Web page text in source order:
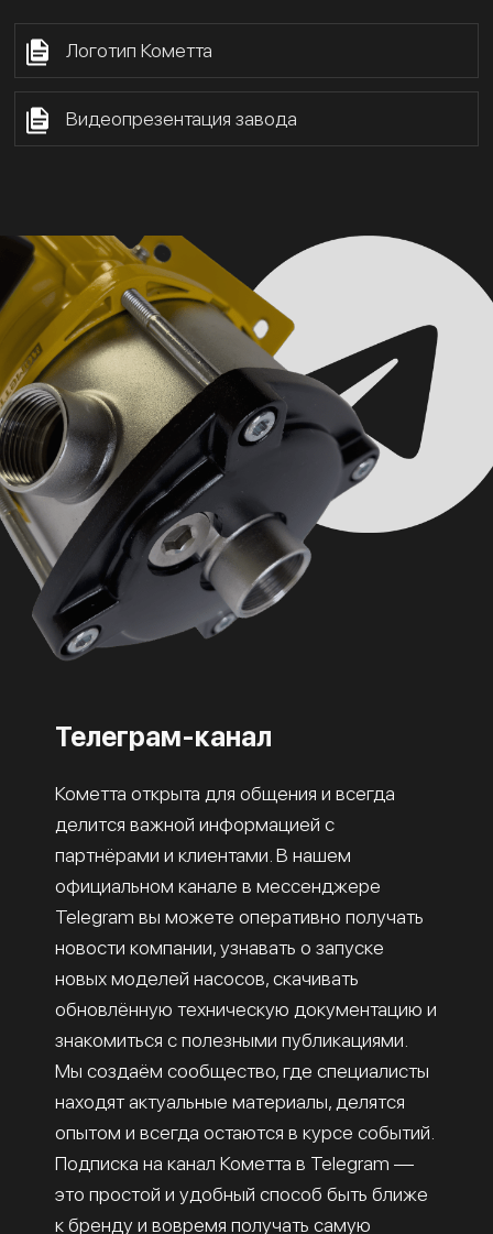
Логотип Кометта
Видеопрезентация завода
Телеграм-канал
Кометта открыта для общения и всегда
делится важной информацией с
партнёрами и клиентами. В нашем
официальном канале в мессенджере
Telegram вы можете оперативно получать
новости компании, узнавать о запуске
новых моделей насосов, скачивать
обновлённую техническую документацию и
знакомиться с полезными публикациями.
Мы создаём сообщество, где специалисты
находят актуальные материалы, делятся
опытом и всегда остаются в курсе событий.
Подписка на канал Кометта в Telegram —
это простой и удобный способ быть ближе
к бренду и вовремя получать самую